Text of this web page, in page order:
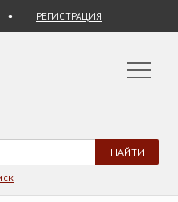
РЕГИСТРАЦИЯ